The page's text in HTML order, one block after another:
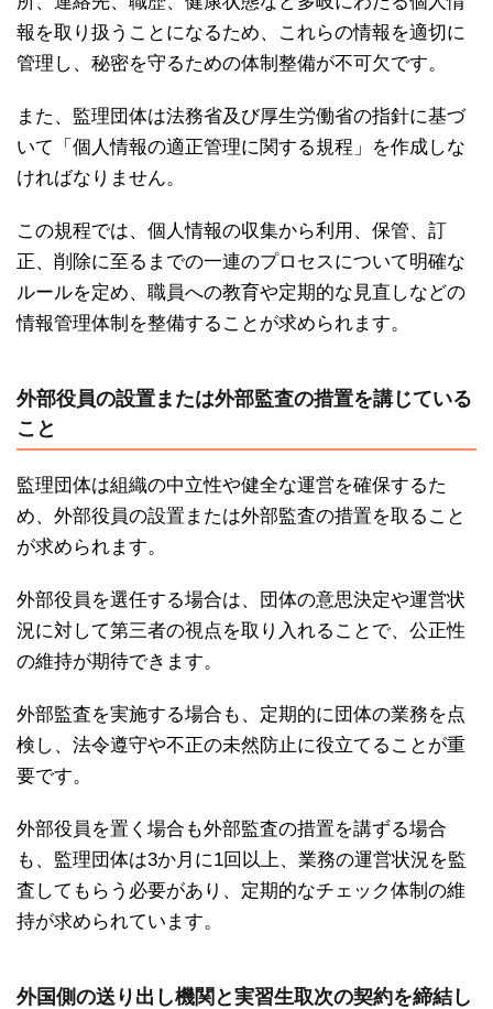
報を取り扱うことになるため、これらの情報を適切に
管理し、秘密を守るための体制整備が不可欠です。
また、監理団体は法務省及び厚生労働省の指針に基づ
いて「個人情報の適正管理に関する規程」を作成しな
ければなりません。
この規程では、個人情報の収集から利用、保管、訂
正、削除に至るまでの一連のプロセスについて明確な
ルールを定め、職員への教育や定期的な見直しなどの
情報管理体制を整備することが求められます。
外部役員の設置または外部監査の措置を講じている
こと
監理団体は組織の中立性や健全な運営を確保するた
め、外部役員の設置または外部監査の措置を取ること
が求められます。
外部役員を選任する場合は、団体の意思決定や運営状
況に対して第三者の視点を取り入れることで、公正性
の維持が期待できます。
外部監査を実施する場合も、定期的に団体の業務を点
検し、法令遵守や不正の未然防止に役立てることが重
要です。
外部役員を置く場合も外部監査の措置を講ずる場合
も、監理団体は3か月に1回以上、業務の運営状況を監
査してもらう必要があり、定期的なチェック体制の維
持が求められています。
外国側の送り出し機関と実習生取次の契約を締結し